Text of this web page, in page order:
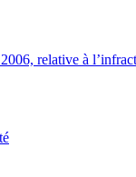
relative à